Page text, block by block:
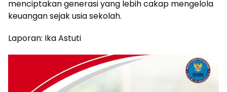
menciptakan generasi yang lebih cakap mengelola
keuangan sejak usia sekolah.
Laporan: Ika Astuti